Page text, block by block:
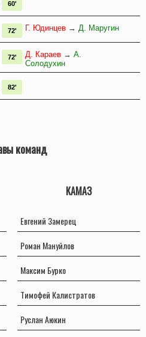
60'
Г. Юдинцев → Д. Маругин
72'
Д. Караев → А.
Солодухин
72'
82'
команд
КАМАЗ
Евгений Замерец
Роман Мануйлов
Максим Бурко
Тимофей Калистратов
Руслан Аюкин